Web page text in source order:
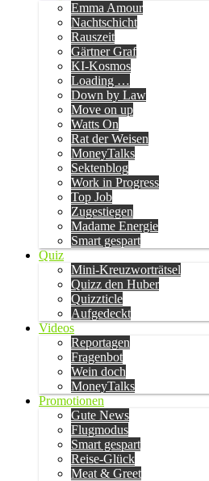
Emma Amour
Nachtschicht
Rauszeit
Gärtner Graf
KI-Kosmos
Loading …
Down by Law
Move on up
Watts On
Rat der Weisen
MoneyTalks
Sektenblog
Work in Progress
Top Job
Zugestiegen
Madame Energie
Smart gespart
Quiz
Mini-Kreuzworträtsel
Quizz den Huber
Quizzticle
Aufgedeckt
Videos
Reportagen
Fragenbot
Wein doch
MoneyTalks
Promotionen
Gute News
Flugmodus
Smart gespart
Reise-Glück
Meat & Greet